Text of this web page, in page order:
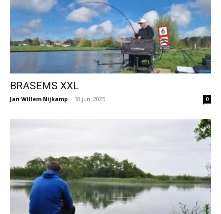
BRASEMS XXL
Jan Willem Nijkamp - 10 juni 2025 0